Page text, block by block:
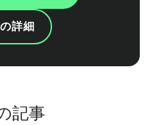
詳細
記事